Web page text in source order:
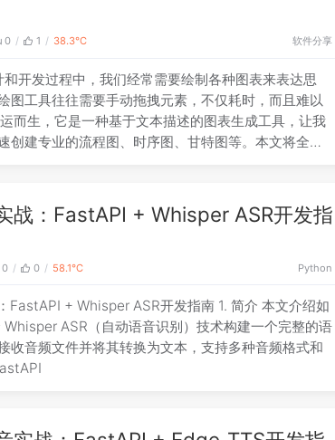
0 1 38.3℃ 软件分享
开发过程中，我们经常需要绘制各种图表来表达思
图工具往往需要手动拖拽元素，不仅耗时，而且难以
而生，它是一种基于文本描述的图表生成工具，让我
创建专业的流程图、时序图、甘特图等。本文将全面
战：FastAPI + Whisper ASR开发指
0 0 58.1℃ Python
FastAPI + Whisper ASR开发指南 1. 简介 本文介绍如
ASR（自动语音识别）技术构建一个完整的语
收音频文件并将其转换为文本，支持多种音频格式和